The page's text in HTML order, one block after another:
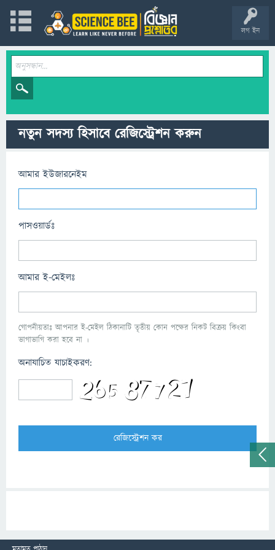
লগ ইন
নতুন সদস্য হিসাবে রেজিস্ট্রেশন করুন
আমার ইউজারনেইম
পাসওয়ার্ডঃ
আমার ই-মেইলঃ
গোপনীয়তাঃ আপনার ই-মেইল ঠিকানাটি তৃতীয় কোন পক্ষের নিকট বিক্রয় কিংবা
ভাগাভাগি করা হবে না ।
অনাযাচিত যাচাইকরণ: